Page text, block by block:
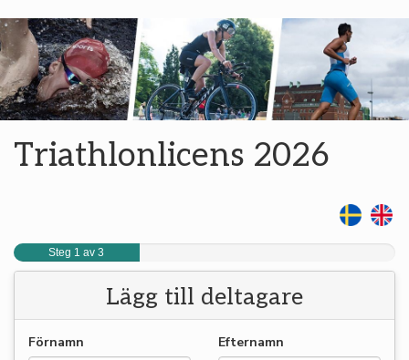
Triathlonlicens 2026
Steg 1 av 3
Lägg till deltagare
Förnamn Efternamn